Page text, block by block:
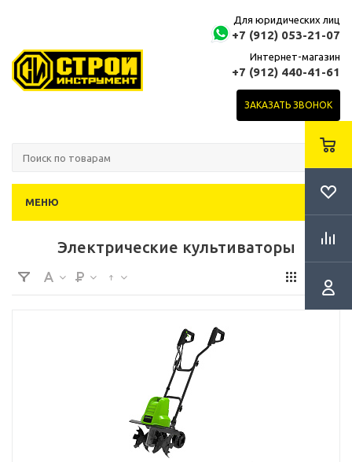
Для юридических лиц
+7 (912) 053-21-07
Интернет-магазин
+7 (912) 440-41-61
ЗАКАЗАТЬ ЗВОНОК
МЕНЮ
Электрические культиваторы